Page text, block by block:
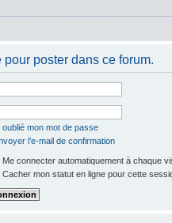
poster dans ce forum.
oublié mon mot de passe
l’e-mail de confirmation
Me connecter automatiquement à chaque
Cacher mon statut en ligne pour cette